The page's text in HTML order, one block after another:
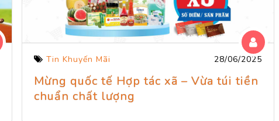
Tin Khuyến Mãi 28/06/2025
Mừng quốc tế Hợp tác xã – Vừa túi tiền
chuẩn chất lượng